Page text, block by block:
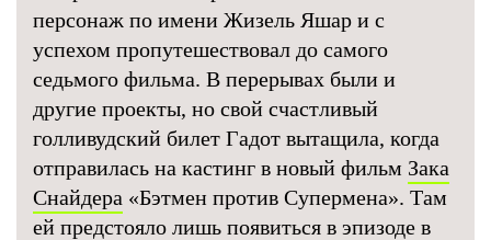
персонаж по имени Жизель Яшар и с
успехом пропутешествовал до самого
седьмого фильма. В перерывах были и
другие проекты, но свой счастливый
голливудский билет Гадот вытащила, когда
отправилась на кастинг в новый фильм Зака
Снайдера «Бэтмен против Супермена». Там
ей предстояло лишь появиться в эпизоде в